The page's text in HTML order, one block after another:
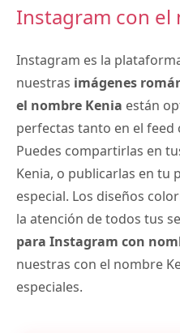
Instagram con el
Instagram es la
nuestras imágenes
el nombre Kenia están
perfectas tanto en el feed
Puedes compartirlas en
Kenia, o publicarlas en tu
especial. Los diseños
la atención de todos tus
para Instagram con
nuestras con el nombre
especiales.